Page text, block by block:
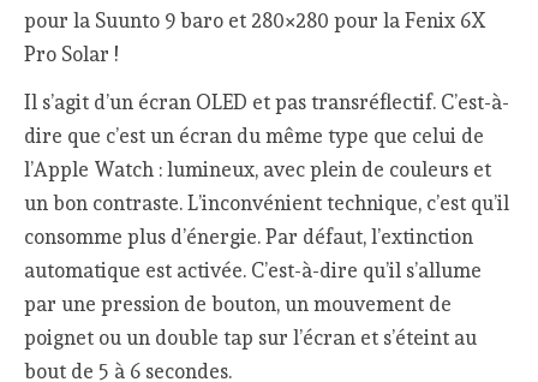
pour la Suunto 9 baro et 280×280 pour la Fenix 6X
Pro Solar !
Il s’agit d’un écran OLED et pas transréflectif. C’est-à-
dire que c’est un écran du même type que celui de
l’Apple Watch : lumineux, avec plein de couleurs et
un bon contraste. L’inconvénient technique, c’est qu’il
consomme plus d’énergie. Par défaut, l’extinction
automatique est activée. C’est-à-dire qu’il s’allume
par une pression de bouton, un mouvement de
poignet ou un double tap sur l’écran et s’éteint au
bout de 5 à 6 secondes.